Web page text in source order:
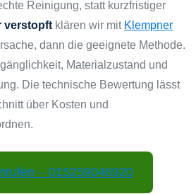
Reinigung, statt kurzfristiger
verstopft klären wir mit Klempner
dann die geeignete Methode.
Materialzustand und
Die technische Bewertung lässt
über Kosten und
– 015259046920